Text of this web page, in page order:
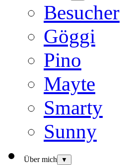
Besucher
Göggi
Pino
Mayte
Smarty
Sunny
Über mich ▼